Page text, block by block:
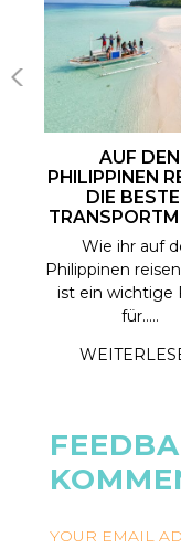
AUF DEN
PHILIPPINEN
DIE
Wie ihr auf
Philippinen
ist ein wichtige
für.....
YOUR EMAIL